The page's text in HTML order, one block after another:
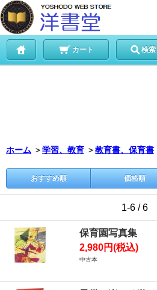
カート 検索
ホーム ＞学習、教育 ＞教育書、保育書
おすすめ順 価格順
1-6 / 6
保育園写真集
2,980円(税込)
中古本